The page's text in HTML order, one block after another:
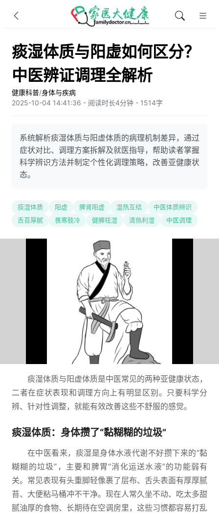
痰湿体质与阳虚如何区分？
中医辨证调理全解析
健康科普/身体与疾病
2025-10-04 14:41:36 - 阅读时长4分钟 - 1514字
系统解析痰湿体质与阳虚体质的病理机制差异，通过
症状对比、调理方案拆解及就医指导，帮助读者掌握
科学辨识方法并制定个性化调理策略，改善亚健康状
态。
痰湿体质 阳虚 脾肾阳虚 湿热互结
中医体质辨识
舌苔厚腻
畏寒肢冷 健脾祛湿 清热利湿 中医调理
痰湿体质与阳虚体质是中医常见的两种亚健康状态，
二者在症状表现和调理方向上有明显区别。只要科学分
辨、针对性调整，就能有效改善这些不舒服的感觉。
痰湿体质：身体攒了“黏糊糊的垃圾”
在中医看来，痰湿是身体水液代谢不好攒下来的“黏
糊糊的垃圾”，主要和脾胃“消化运送水液”的功能弱有
关。常见表现有头重脚轻像裹了层布、舌头表面有厚厚腻
苔、大便粘马桶冲不干净。现在人常久坐不动、吃太多甜
腻油厚的食物、长期待在空调房里，这些习惯都容易打乱